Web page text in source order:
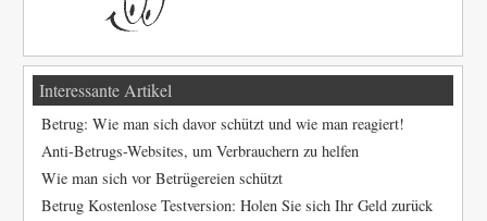
Interessante Artikel
Betrug: Wie man sich davor schützt und wie man reagiert!
Anti-Betrugs-Websites, um Verbrauchern zu helfen
Wie man sich vor Betrügereien schützt
Betrug Kostenlose Testversion: Holen Sie sich Ihr Geld zurück